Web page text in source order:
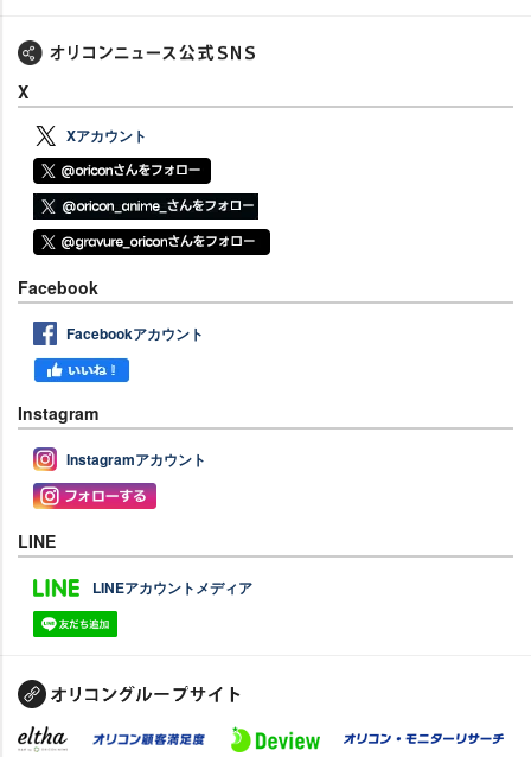
X
Xアカウント
Facebook
Facebookアカウント
Instagram
Instagramアカウント
LINE
LINEアカウントメディア